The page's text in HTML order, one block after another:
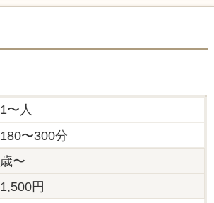
1〜人
180〜300分
歳〜
1,500円